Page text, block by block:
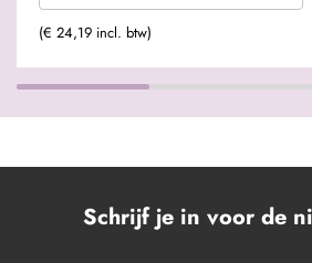
(€ 24,19 incl. btw)
Schrijf je in voor de